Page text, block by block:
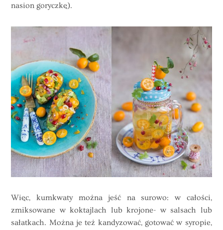
nasion goryczkę).
Więc, kumkwaty można jeść na surowo: w całości,
zmiksowane w koktajlach lub krojone- w salsach lub
sałatkach. Można je też kandyzować, gotować w syropie,